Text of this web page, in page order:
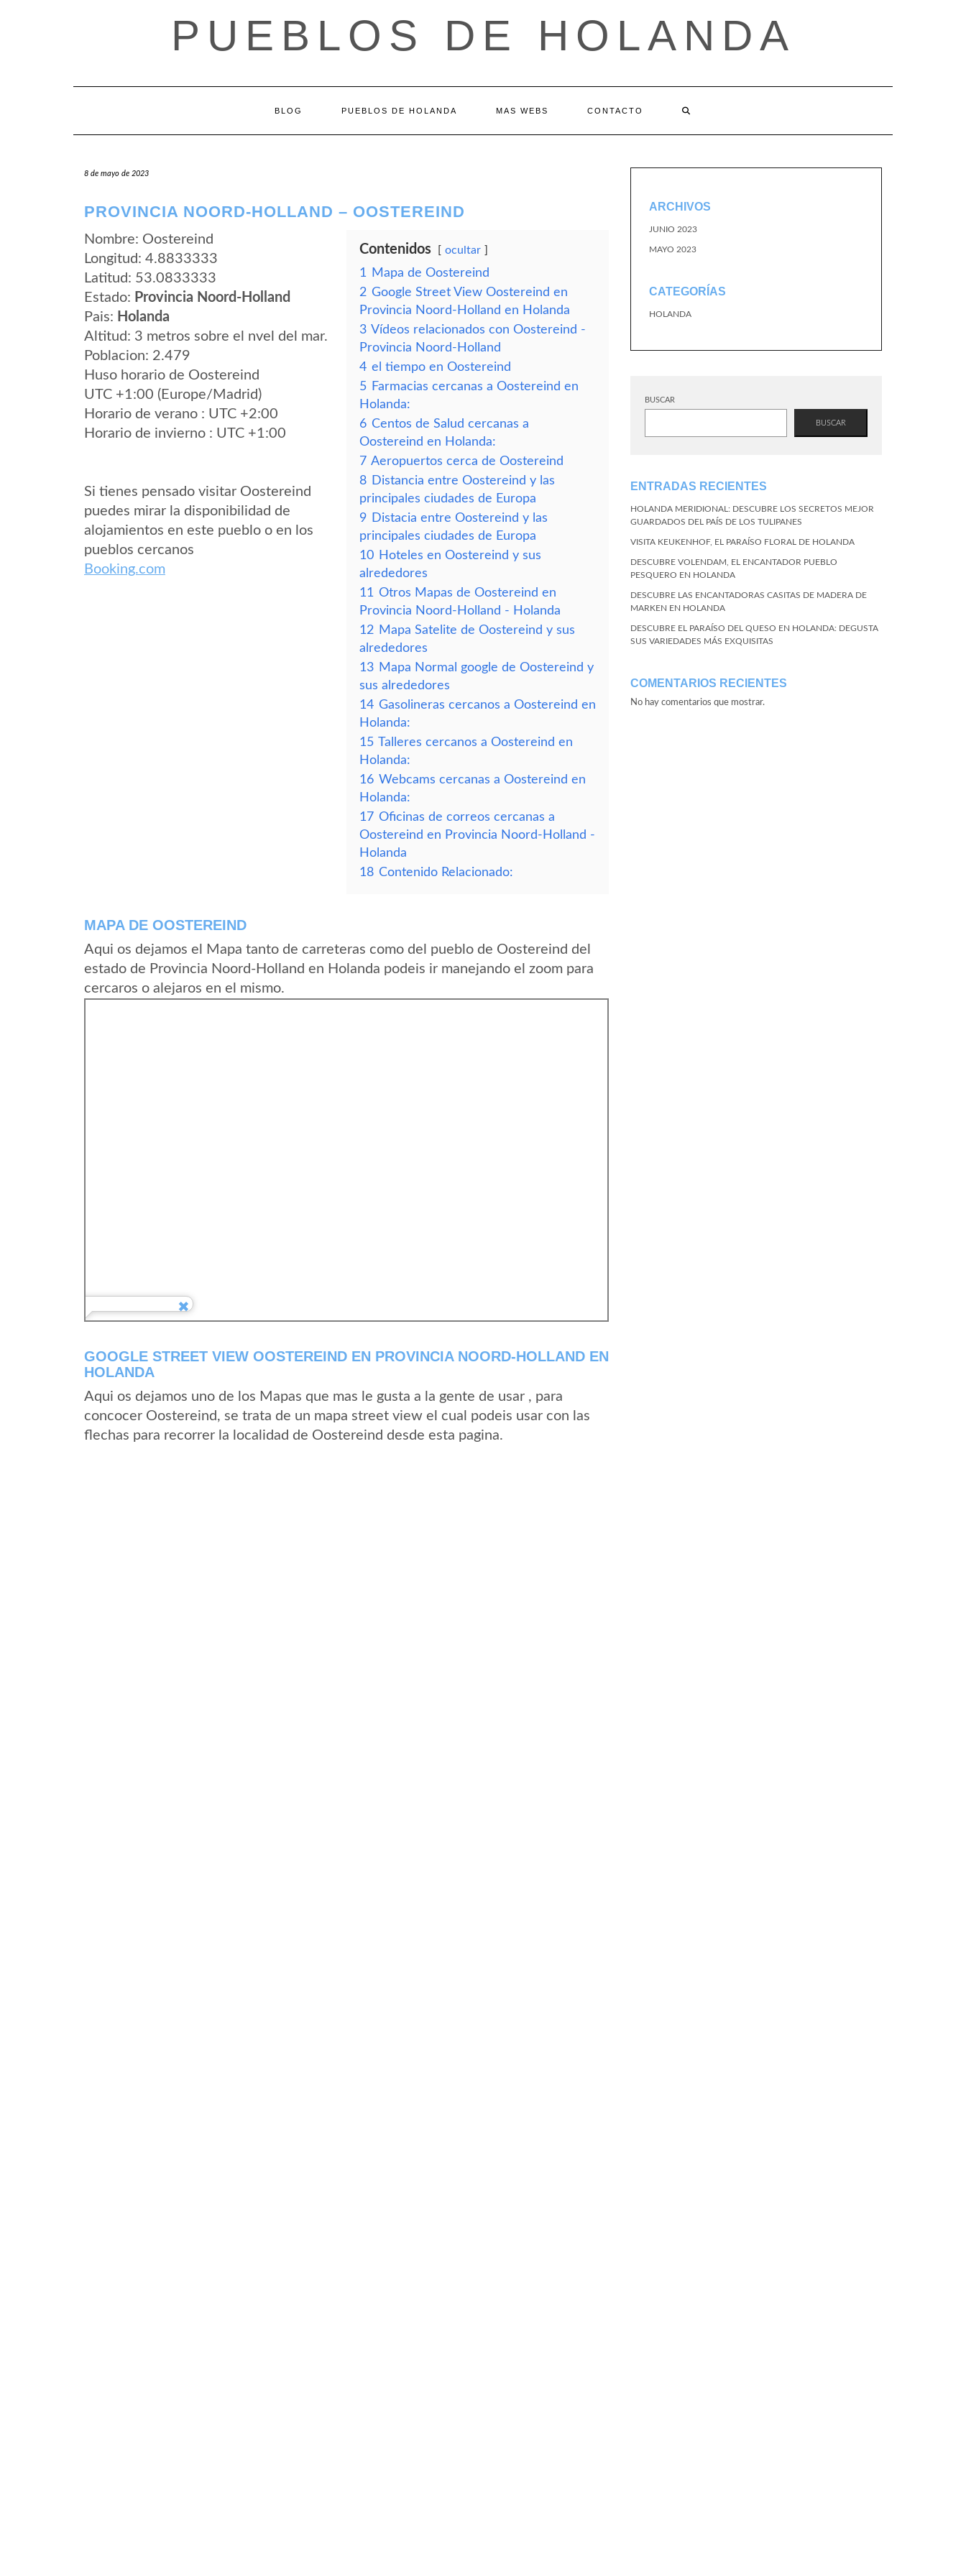
PUEBLOS DE HOLANDA
BLOG PUEBLOS DE HOLANDA MAS WEBS CONTACTO
8 de mayo de 2023
PROVINCIA NOORD-HOLLAND – OOSTEREIND
Nombre: Oostereind
Longitud: 4.8833333
Latitud: 53.0833333
Estado: Provincia Noord-Holland
Pais: Holanda
Altitud: 3 metros sobre el nvel del mar.
Poblacion: 2.479
Huso horario de Oostereind
UTC +1:00 (Europe/Madrid)
Horario de verano : UTC +2:00
Horario de invierno : UTC +1:00
Si tienes pensado visitar Oostereind
puedes mirar la disponibilidad de
alojamientos en este pueblo o en los
pueblos cercanos
Booking.com
Contenidos ocultar
1
Mapa de Oostereind
2 Google Street View Oostereind en
Provincia Noord-Holland en Holanda
3 Vídeos relacionados con Oostereind -
Provincia Noord-Holland
4 el tiempo en Oostereind
5 Farmacias cercanas a Oostereind en
Holanda:
6 Centos de Salud cercanas a
Oostereind en Holanda:
7 Aeropuertos cerca de Oostereind
8 Distancia entre Oostereind y las
principales ciudades de Europa
9 Distacia entre Oostereind y las
principales ciudades de Europa
10 Hoteles en Oostereind y sus
alrededores
11 Otros Mapas de Oostereind en
Provincia Noord-Holland - Holanda
12 Mapa Satelite de Oostereind y sus
alrededores
13 Mapa Normal google de Oostereind y
sus alrededores
14 Gasolineras cercanos a Oostereind en
Holanda:
15 Talleres cercanos a Oostereind en
Holanda:
16 Webcams cercanas a Oostereind en
Holanda:
17 Oficinas de correos cercanas a
Oostereind en Provincia Noord-Holland -
Holanda
18 Contenido Relacionado:
MAPA DE OOSTEREIND
Aqui os dejamos el Mapa tanto de carreteras como del pueblo de Oostereind del
estado de Provincia Noord-Holland en Holanda podeis ir manejando el zoom para
cercaros o alejaros en el mismo.
GOOGLE STREET VIEW OOSTEREIND EN PROVINCIA NOORD-HOLLAND EN
HOLANDA
Aqui os dejamos uno de los Mapas que mas le gusta a la gente de usar , para
concocer Oostereind, se trata de un mapa street view el cual podeis usar con las
flechas para recorrer la localidad de Oostereind desde esta pagina.
ARCHIVOS
JUNIO 2023
MAYO 2023
CATEGORÍAS
HOLANDA
BUSCAR
BUSCAR
ENTRADAS RECIENTES
HOLANDA MERIDIONAL: DESCUBRE LOS SECRETOS MEJOR
GUARDADOS DEL PAÍS DE LOS TULIPANES
VISITA KEUKENHOF, EL PARAÍSO FLORAL DE HOLANDA
DESCUBRE VOLENDAM, EL ENCANTADOR PUEBLO
PESQUERO EN HOLANDA
DESCUBRE LAS ENCANTADORAS CASITAS DE MADERA DE
MARKEN EN HOLANDA
DESCUBRE EL PARAÍSO DEL QUESO EN HOLANDA: DEGUSTA
SUS VARIEDADES MÁS EXQUISITAS
COMENTARIOS RECIENTES
No hay comentarios que mostrar.